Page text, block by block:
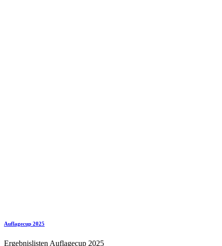
Auflagecup 2025
Ergebnislisten Auflagecup 2025